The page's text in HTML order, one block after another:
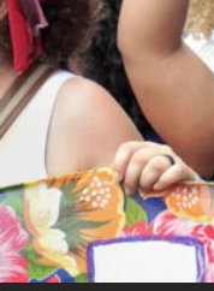
På Svenska
Valikon rivi
Lahjoita